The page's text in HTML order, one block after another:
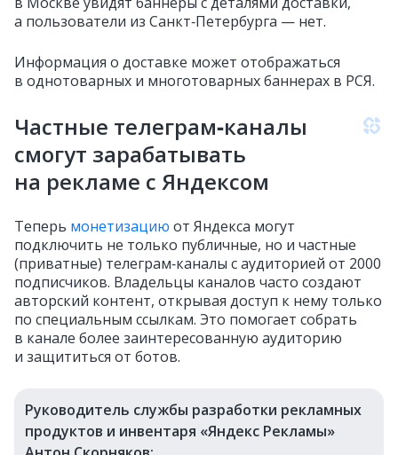
а пользователи из Санкт‑Петербурга — нет.
Информация о доставке может отображаться
в однотоварных и многотоварных баннерах в РСЯ.
Частные телеграм‑каналы
смогут зарабатывать
на рекламе с Яндексом
Теперь монетизацию от Яндекса могут
подключить не только публичные, но и частные
(приватные) телеграм‑каналы с аудиторией от 2000
подписчиков. Владельцы каналов часто создают
авторский контент, открывая доступ к нему только
по специальным ссылкам. Это помогает собрать
в канале более заинтересованную аудиторию
и защититься от ботов.
Руководитель службы разработки рекламных
продуктов и инвентаря «Яндекс Рекламы»